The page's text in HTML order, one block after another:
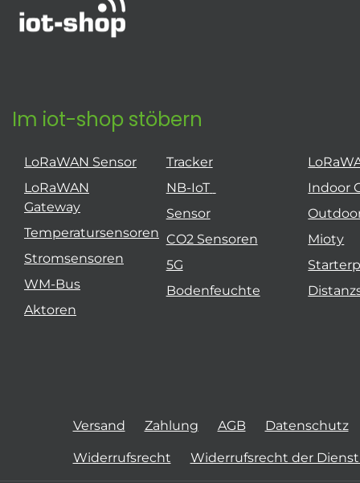
Im iot-shop stöbern
LoRaWAN Sensor
LoRaWAN
Gateway
Temperatursensoren
Stromsensoren
WM-Bus
Aktoren
Tracker
NB-IoT
Sensor
CO2 Sensoren
5G
Bodenfeuchte
Indoor
Mioty
Versand Zahlung AGB Datenschutz
Widerrufsrecht Widerrufsrecht der